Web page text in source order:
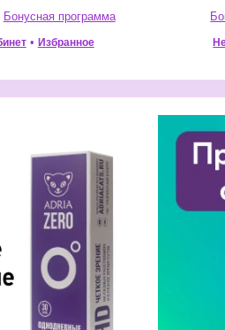
Бонусная программа
• Избранное